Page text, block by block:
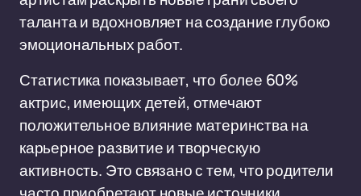
таланта и вдохновляет на создание глубоко
эмоциональных работ.
Статистика показывает, что более 60%
актрис, имеющих детей, отмечают
положительное влияние материнства на
карьерное развитие и творческую
активность. Это связано с тем, что родители